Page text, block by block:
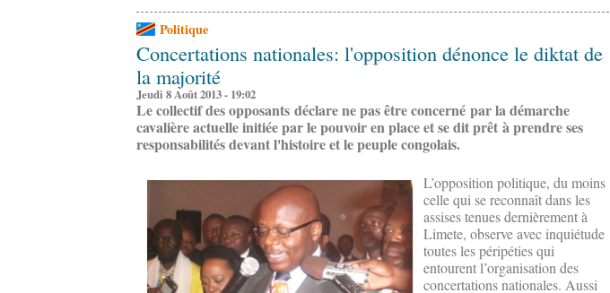
Politique
Concertations nationales: l'opposition dénonce le diktat de
la majorité
Jeudi 8 Août 2013 - 19:02
Le collectif des opposants déclarene pas être concerné par la démarche
cavalière actuelle initiée par le pouvoir en place et se dit prêt à prendre ses
responsabilités devant l'histoire et le peuple congolais.
L’opposition politique, du moins
celle qui se reconnaît dans les
assises tenues dernièrement à
Limete, observe avec inquiétude
toutes les péripéties qui
entourent l’organisation des
concertations nationales. Aussi